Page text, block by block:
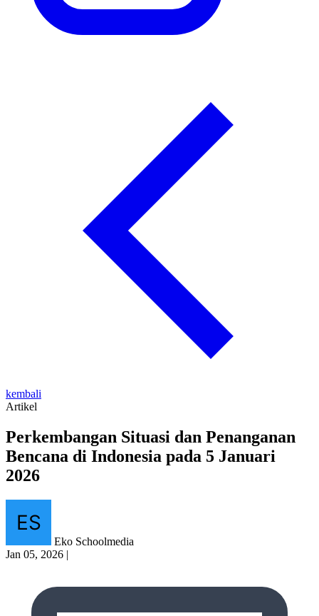
kembali
Artikel
Perkembangan Situasi dan Penanganan
Bencana di Indonesia pada 5 Januari
2026
Eko Schoolmedia
Jan 05, 2026 |